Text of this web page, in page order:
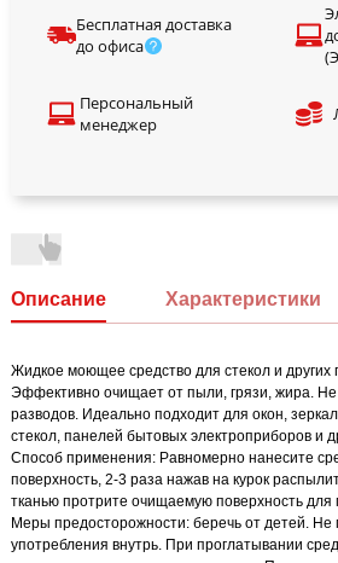
Бесплатная доставка
до офиса
Персональный
менеджер
Описание Характеристики
Жидкое моющее средство для стекол и других
Эффективно очищает от пыли, грязи, жира. Не
разводов. Идеально подходит для окон,
стекол, панелей бытовых электроприборов и
Способ применения: Равномерно нанесите
поверхность, 2-3 раза нажав на курок
тканью протрите очищаемую поверхность для
Меры предосторожности: беречь от детей. Не
употребления внутрь. При проглатывании